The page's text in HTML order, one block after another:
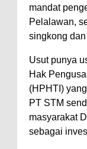
mandat
Pelalawan,
singkong dan
Usut punya
Hak
(HPHTI)
PT STM
masyarakat
sebagai